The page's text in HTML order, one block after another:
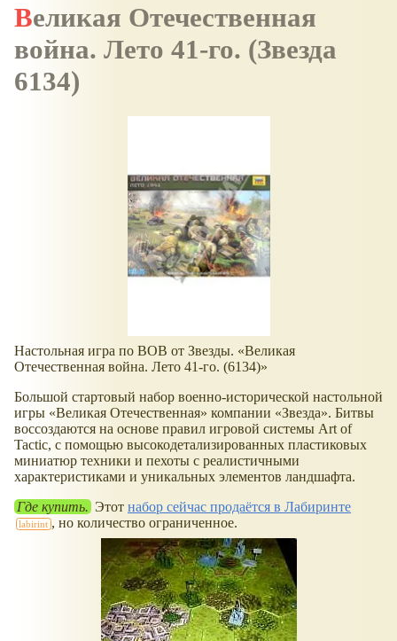
Великая Отечественная
война. Лето 41-го. (Звезда
6134)
Настольная игра по ВОВ от Звезды.
Великая
Отечественная война. Лето 41-го. (6134)
Большой стартовый набор военно-исторической настольной
игры
Великая Отечественная компании Звезда . Битвы
воссоздаются на основе правил игровой системы Art of
Tactic, с помощью высокодетализированных пластиковых
миниатюр техники и пехоты с реалистичными
характеристиками и уникальных элементов ландшафта.
Где купить. Этот набор сейчас продаётся в Лабиринте
, но количество ограниченное.